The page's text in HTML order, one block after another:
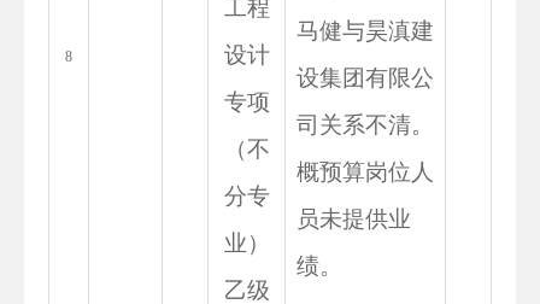
8
工程
设计
专项
（不
分专
业）
乙级
马健与昊滇建
设集团有限公
司关系不清。
概预算岗位人
员未提供业
绩。